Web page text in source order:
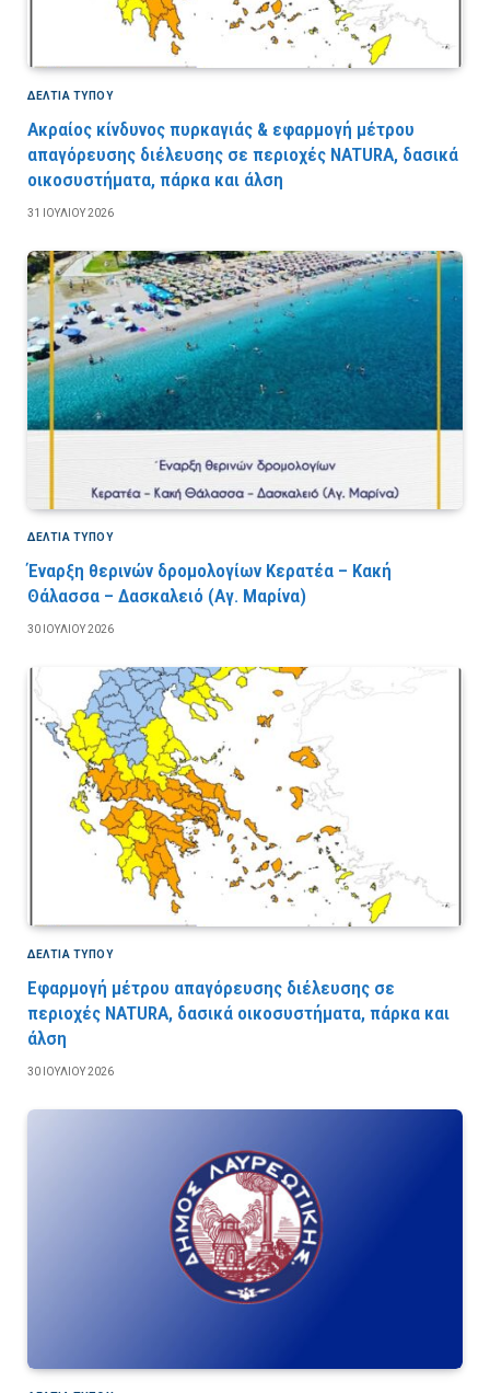
ΔΕΛΤΙΑ ΤΥΠΟΥ
Ακραίος κίνδυνος πυρκαγιάς & εφαρμογή μέτρου
απαγόρευσης διέλευσης σε περιοχές NATURA, δασικά
οικοσυστήματα, πάρκα και άλση
31 ΙΟΥΛΊΟΥ 2026
ΔΕΛΤΙΑ ΤΥΠΟΥ
Έναρξη θερινών δρομολογίων Κερατέα – Κακή
Θάλασσα – Δασκαλειό (Αγ. Μαρίνα)
30 ΙΟΥΛΊΟΥ 2026
ΔΕΛΤΙΑ ΤΥΠΟΥ
Εφαρμογή μέτρου απαγόρευσης διέλευσης σε
περιοχές NATURA, δασικά οικοσυστήματα, πάρκα και
άλση
30 ΙΟΥΛΊΟΥ 2026